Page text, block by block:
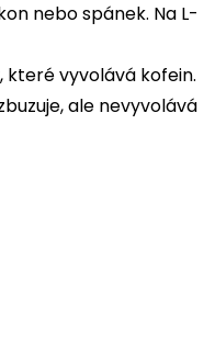
nebo spánek. Na L-
vyvolává kofein.
ale nevyvolává